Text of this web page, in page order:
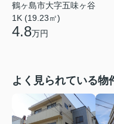
鶴ヶ島市大字五味ヶ谷
1K (19.23㎡)
4.8万円
よく見られている物